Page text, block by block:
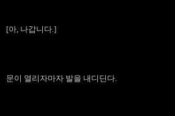
[아, 나갑니다.]
문이 열리자마자 발을 내디딘다.